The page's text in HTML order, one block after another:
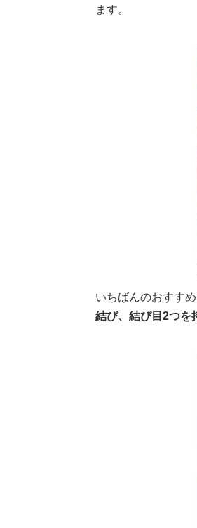
ます。
いちばんのおすす
結び、結び目2つを